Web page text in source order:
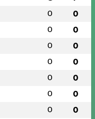
0 0
0 0
0 0
0 0
0 0
0 0
0 0